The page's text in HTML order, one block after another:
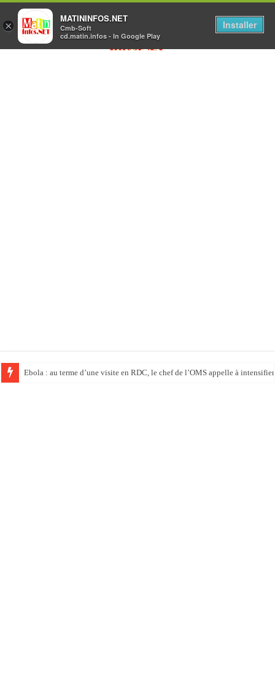
Ebola : au terme d’une visite en RDC, le chef de l’OMS appelle à
×
MATININFOS.NET
Cmb-Soft
cd.matin.infos - In Google Play
Installer